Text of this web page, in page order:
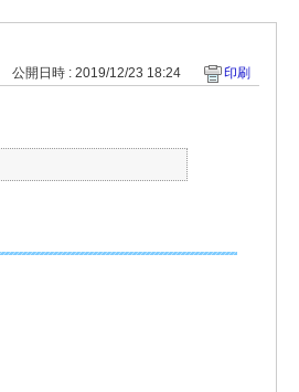
公開日時 : 2019/12/23 18:24 印刷